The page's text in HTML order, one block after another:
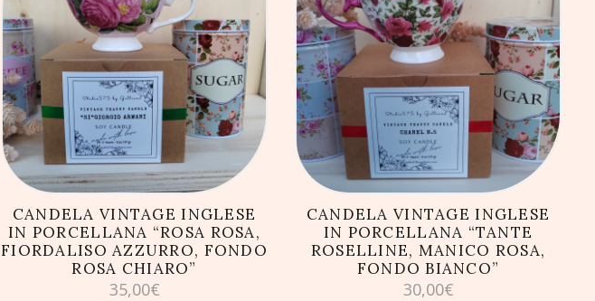
AGGIUNGI AL CARRELLO
CANDELA VINTAGE INGLESE
IN PORCELLANA “ROSA ROSA,
FIORDALISO AZZURRO, FONDO
ROSA CHIARO”
35,00€
AGGIUNGI AL CARRELLO
CANDELA VINTAGE INGLESE
IN PORCELLANA “TANTE
ROSELLINE, MANICO ROSA,
FONDO BIANCO”
30,00€